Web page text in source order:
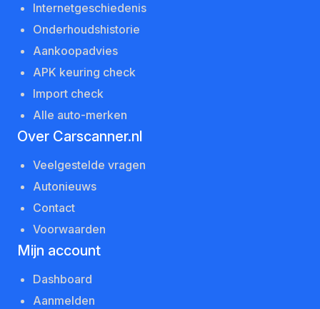
Internetgeschiedenis
Onderhoudshistorie
Aankoopadvies
APK keuring check
Import check
Alle auto-merken
Over Carscanner.nl
Veelgestelde vragen
Autonieuws
Contact
Voorwaarden
Mijn account
Dashboard
Aanmelden